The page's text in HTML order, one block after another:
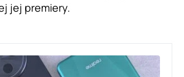
jej premiery.